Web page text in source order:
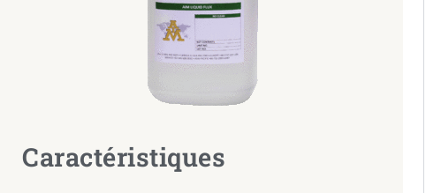
Caractéristiques